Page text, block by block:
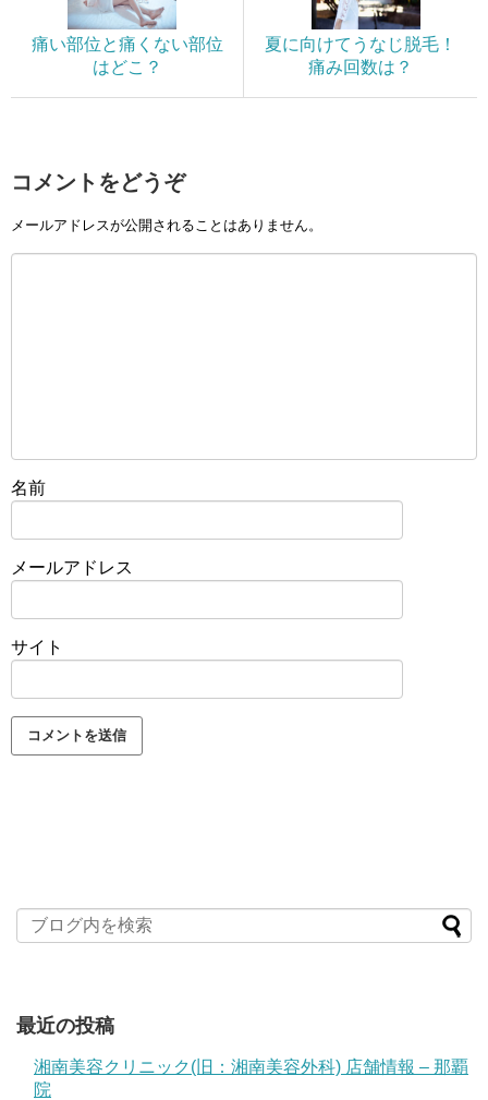
痛い部位と痛くない部位
はどこ？
夏に向けてうなじ脱毛！
痛み回数は？
コメントをどうぞ
メールアドレスが公開されることはありません。
名前
メールアドレス
サイト
最近の投稿
湘南美容クリニック(旧：湘南美容外科) 店舗情報 – 那覇
院